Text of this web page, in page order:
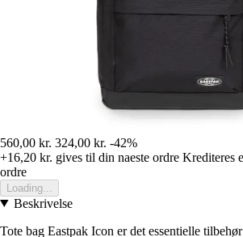
560,00 kr. 324,00 kr. -42%
+16,20 kr. gives til din naeste ordre Krediteres
ordre
Loading...
Beskrivelse
Tote bag Eastpak Icon er det essentielle